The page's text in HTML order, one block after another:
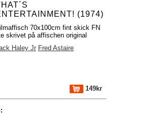
(1974)
70x100cm fint skick FN
skrivet på affischen original
Haley Jr Fred Astaire
149kr